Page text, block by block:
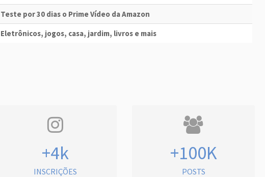
Teste por 30 dias o Prime Vídeo da Amazon
Eletrônicos, jogos, casa, jardim, livros e mais
+4k
INSCRIÇÕES
+100K
POSTS